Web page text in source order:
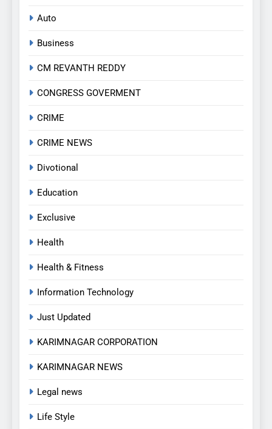
Auto
Business
CM REVANTH REDDY
CONGRESS GOVERMENT
CRIME
CRIME NEWS
Divotional
Education
Exclusive
Health
Health & Fitness
Information Technology
Just Updated
KARIMNAGAR CORPORATION
KARIMNAGAR NEWS
Legal news
Life Style